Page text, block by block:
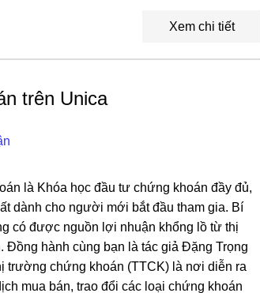
Xem chi tiết
trên Unica
là Khóa học đầu tư chứng khoán đầy đủ,
dành cho người mới bắt đầu tham gia. Bí
có được nguồn lợi nhuận khổng lồ từ thị
Đồng hành cùng bạn là tác giả Đặng Trọng
trường chứng khoán (TTCK) là nơi diễn ra
mua bán, trao đổi các loại chứng khoán